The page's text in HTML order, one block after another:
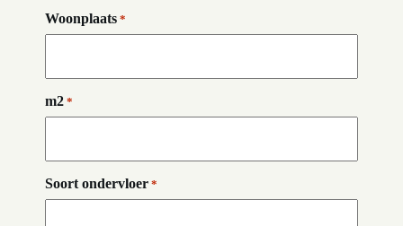
Woonplaats *
m2 *
Soort ondervloer *